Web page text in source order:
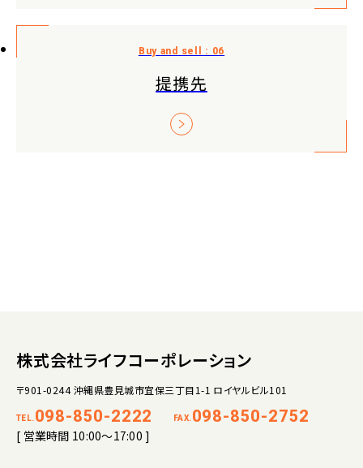
提携先
株式会社ライフコーポレーション
〒901-0244 沖縄県豊見城市宜保三丁目1-1 ロイヤルビル101
TEL. 098-850-2222 FAX. 098-850-2752
[ 営業時間 10:00～17:00 ]